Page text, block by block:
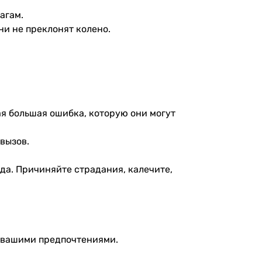
не преклонят колено.
большая ошибка, которую они могут
Причиняйте страдания, калечите,
предпочтениями.